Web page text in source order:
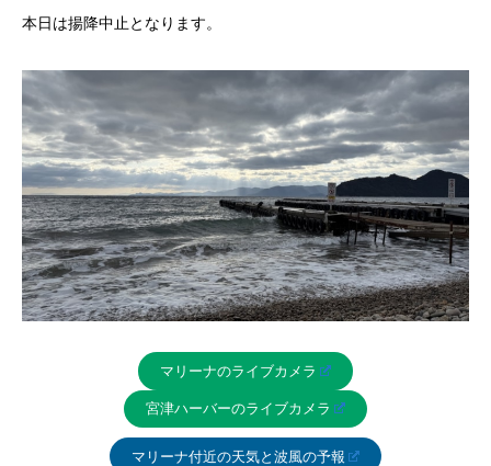
本日は揚降中止となります。
マリーナのライブカメラ
宮津ハーバーのライブカメラ
マリーナ付近の天気と波風の予報